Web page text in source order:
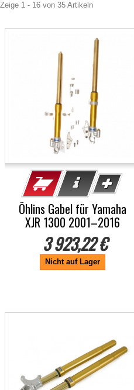
Zeige 1 - 16 von 35 Artikeln
Öhlins Gabel für Yamaha
XJR 1300 2001–2016
3 923,22 €
Nicht auf Lager